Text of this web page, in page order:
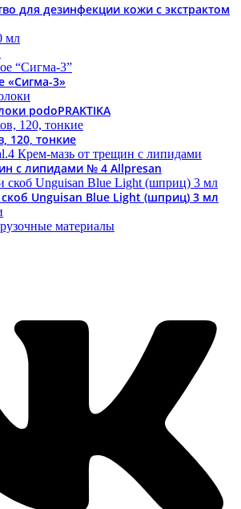
для дезинфекции кожи с экстрактом
«Сигма-3»
podoPRAKTIKA
120, тонкие
с липидами № 4 Allpresan
Unguisan Blue Light (шприц) 3 мл